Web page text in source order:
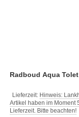
Radboud Aqua
Lieferzeit: Hinweis:
Artikel haben im Moment
Lieferzeit. Bitte beachten!